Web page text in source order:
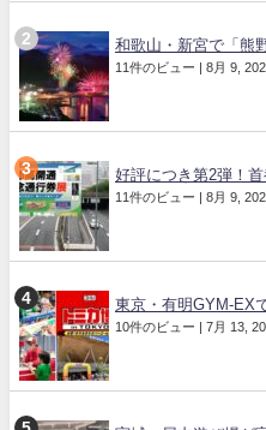
和歌山・新宮で「熊
11件のビュー 8月 9,
好評につき第2弾！
11件のビュー 8月 9,
東京・有明GYM-EX
10件のビュー 7月 13,